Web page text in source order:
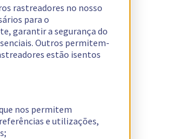
rastreadores no nosso
para o
garantir a segurança do
Outros permitem-
estão isentos
nos permitem
e utilizações,